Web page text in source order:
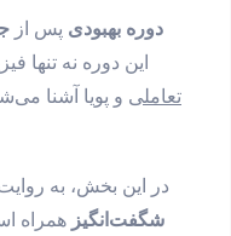
دوره بهبودی پس از
این دوره نه تنها
تعاملی و پویا آشنا
در این بخش، به
شگفت‌انگیز همراه